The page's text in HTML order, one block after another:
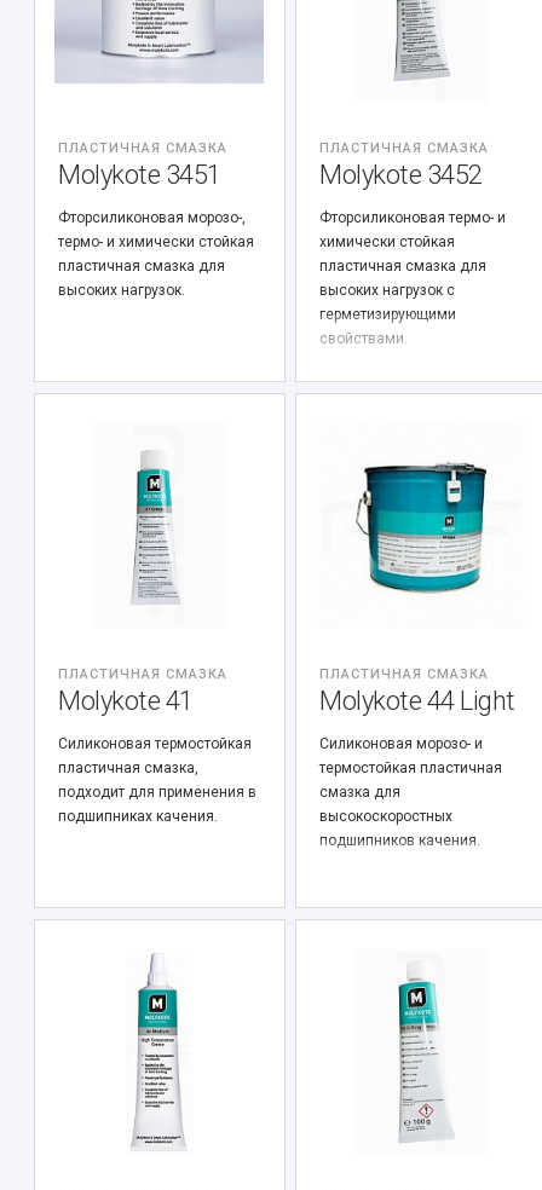
ПЛАСТИЧНАЯ СМАЗКА
Molykote 3451
Фторсиликоновая морозо-,
термо- и химически стойкая
пластичная смазка для
высоких нагрузок.
ПЛАСТИЧНАЯ СМАЗКА
Molykote 3452
Фторсиликоновая термо- и
химически стойкая
пластичная смазка для
высоких нагрузок с
герметизирующими
свойствами.
ПЛАСТИЧНАЯ СМАЗКА
Molykote 41
Силиконовая термостойкая
пластичная смазка,
подходит для применения в
подшипниках качения.
ПЛАСТИЧНАЯ СМАЗКА
Molykote 44 Light
Силиконовая морозо- и
термостойкая пластичная
смазка для
высокоскоростных
подшипников качения.